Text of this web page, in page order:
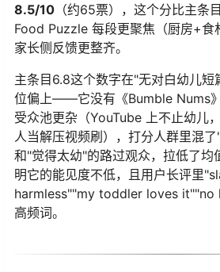
8.5/10 （约65票），这个分比主条
Food Puzzle 每段更聚焦（厨房+食
家长侧反馈更整齐。
主条目6.8这个数字在"无对白幼儿短
位偏上——它没有《Bumble Nums
受众池更杂（YouTube 上不止幼儿
人当解压视频刷），打分人群里混
和"觉得太幼"的路过观众，拉低了
明它的能见度不低，且用户长评里
harmless""my toddler loves it""no
高频词。